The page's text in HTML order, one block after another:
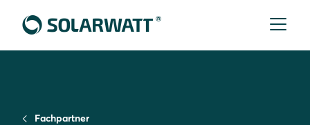
Fachpartner